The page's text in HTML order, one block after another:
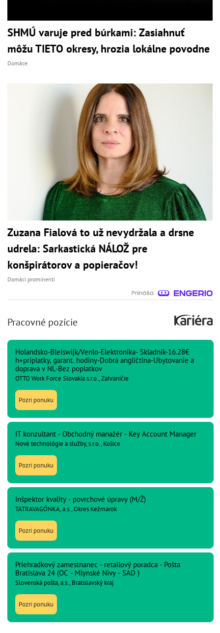
SHMÚ varuje pred búrkami: Zasiahnuť
môžu TIETO okresy, hrozia lokálne povodne
Domáce
Zuzana Fialová to už nevydržala a drsne
udrela: Sarkastická NÁLOŽ pre
konšpirátorov a popieračov!
Domáci prominenti
Pracovné pozície
Holandsko-Bleiswijk/Venlo-Elektronika- Skladník-16.28€
h+príplatky, garant. hodiny-Dobrá angličtina-Ubytovanie a
doprava v NL-Bez poplatkov
OTTO Work Force Slovakia s.r.o., Zahraničie
Pozri ponuku
IT konzultant - Obchodný manažér - Key Account Manager
Nové technológie a služby, s.r.o., Košice
Pozri ponuku
Inšpektor kvality - povrchové úpravy (M/Ž)
TATRAVAGÓNKA, a.s., Okres Kežmarok
Pozri ponuku
Priehradkový zamestnanec - retailový poradca - Pošta
Bratislava 24 (OC - Mlynské Nivy - SAD )
Slovenská pošta, a.s., Bratislavský kraj
Pozri ponuku